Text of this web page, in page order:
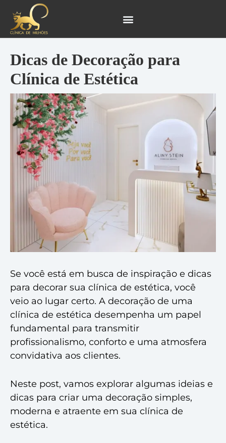
para
conteúdo
Dicas de Decoração para
Clínica de Estética
Se você está em busca de inspiração e dicas
para decorar sua clínica de estética, você
veio ao lugar certo. A decoração de uma
clínica de estética desempenha um papel
fundamental para transmitir
profissionalismo, conforto e uma atmosfera
convidativa aos clientes.
Neste post, vamos explorar algumas ideias e
dicas para criar uma decoração simples,
moderna e atraente em sua clínica de
estética.
Navegação
de
Post